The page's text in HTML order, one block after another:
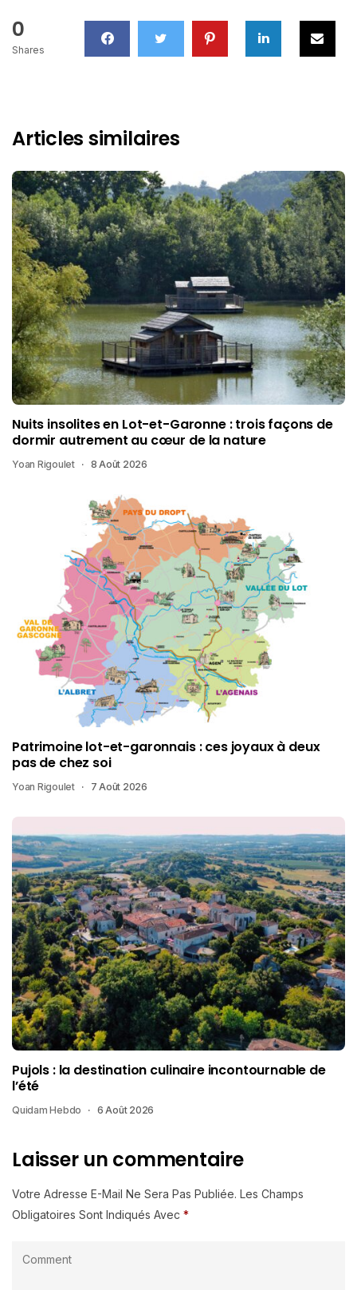
0
Shares
Articles similaires
Nuits insolites en Lot-et-Garonne : trois façons de
dormir autrement au cœur de la nature
Yoan Rigoulet 8 Août 2026
Patrimoine lot-et-garonnais : ces joyaux à deux
pas de chez soi
Yoan Rigoulet 7 Août 2026
Pujols : la destination culinaire incontournable de
l’été
Quidam Hebdo 6 Août 2026
Laisser un commentaire
Votre Adresse E-Mail Ne Sera Pas Publiée. Les Champs
Obligatoires Sont Indiqués Avec *